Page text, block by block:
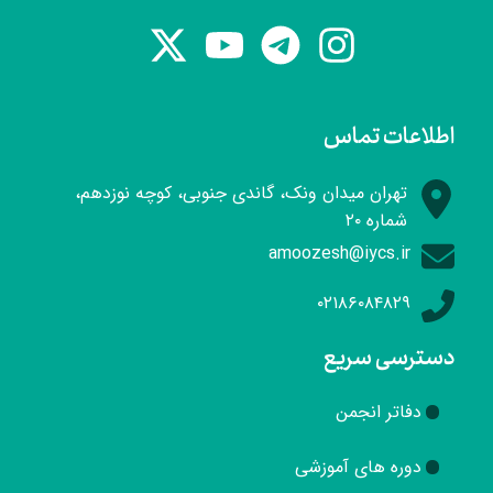
اطلاعات تماس
تهران میدان ونک، گاندی جنوبی، کوچه نوزدهم،
شماره ۲۰
amoozesh@iycs.ir
۰۲۱۸۶۰۸۴۸۲۹
دسترسی سریع
دفاتر انجمن
دوره های آموزشی